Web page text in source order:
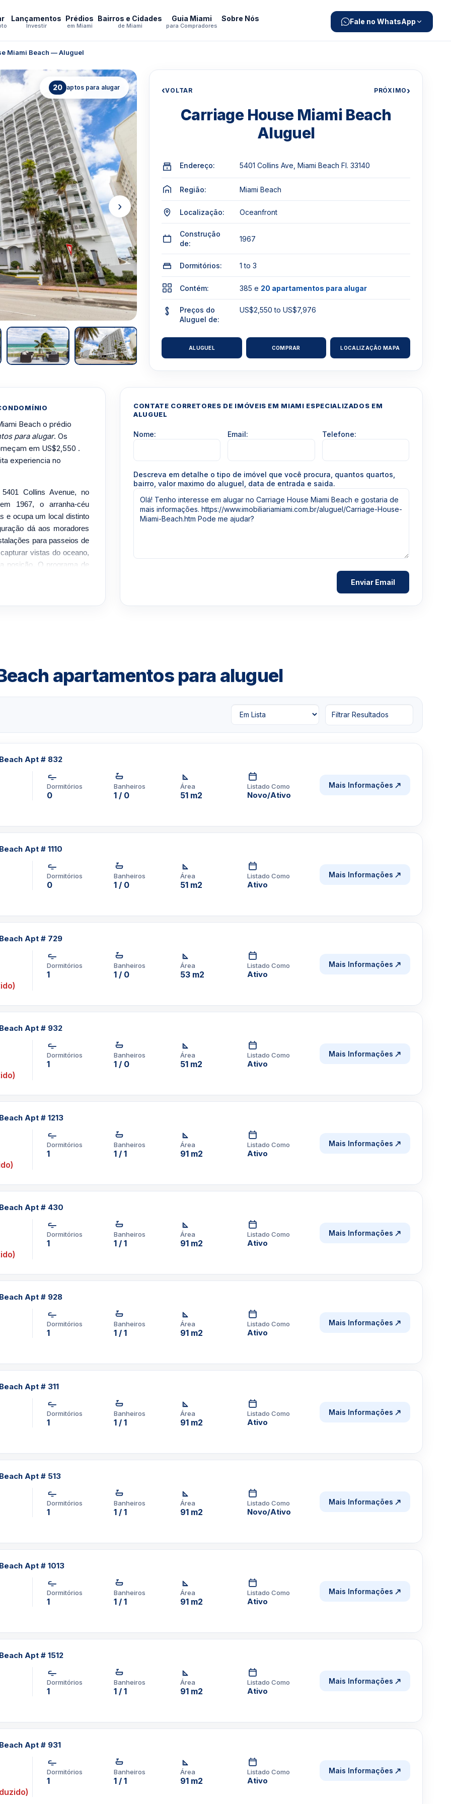
Lançamentos
Investir
Prédios
em Miami
Bairros e Cidades
de Miami
Guia Miami
para Compradores
Sobre Nós Fale no WhatsApp
Miami Beach — Aluguel
20 aptos para alugar
›
‹VOLTAR PRÓXIMO›
Carriage House Miami Beach
Aluguel
Endereço: 5401 Collins Ave, Miami Beach Fl. 33140
Região: Miami Beach
Localização: Oceanfront
Construção
de:
1967
Dormitórios: 1 to 3
Contém: 385 e 20 apartamentos para alugar
Preços do
Aluguel de:
US$2,550 to US$7,976
ALUGUEL COMPRAR LOCALIZAÇÃO MAPA
Beach o prédio
para alugar. Os
em US$2,550 .
experiencia no
Collins Avenue, no
1967, o arranha-céu
e ocupa um local distinto
dá aos moradores
para passeios de
vistas do oceano,
posição. O programa de
acesso direto à praia,
O edifício está
de Mid-Beach, com
associação devem ser
privativa e docas para
de basqueteQuadra
belezaEstacionamento
contrato de no
em Miami Beach
, Se você procura
0613
CONTATE CORRETORES DE IMÓVEIS EM MIAMI ESPECIALIZADOS EM
ALUGUEL
Nome: Email: Telefone:
Descreva em detalhe o tipo de imóvel que você procura, quantos quartos,
bairro, valor maximo do aluguel, data de entrada e saida.
apartamentos para aluguel
Filtrar Resultados
Apt # 832
Dormitórios
0
Banheiros
1 / 0
Área
51 m2
Listado Como
Novo/Ativo
Mais Informações
Apt # 1110
Dormitórios
0
Banheiros
1 / 0
Área
51 m2
Listado Como
Ativo
Mais Informações
Apt # 729
Dormitórios
1
Banheiros
1 / 0
Área
53 m2
Listado Como
Ativo
Mais Informações
Apt # 932
Dormitórios
1
Banheiros
1 / 0
Área
51 m2
Listado Como
Ativo
Mais Informações
Apt # 1213
Dormitórios
1
Banheiros
1 / 1
Área
91 m2
Listado Como
Ativo
Mais Informações
Apt # 430
Dormitórios
1
Banheiros
1 / 1
Área
91 m2
Listado Como
Ativo
Mais Informações
Apt # 928
Dormitórios
1
Banheiros
1 / 1
Área
91 m2
Listado Como
Ativo
Mais Informações
Apt # 311
Dormitórios
1
Banheiros
1 / 1
Área
91 m2
Listado Como
Ativo
Mais Informações
Apt # 513
Dormitórios
1
Banheiros
1 / 1
Área
91 m2
Listado Como
Novo/Ativo
Mais Informações
Apt # 1013
Dormitórios
1
Banheiros
1 / 1
Área
91 m2
Listado Como
Ativo
Mais Informações
Apt # 1512
Dormitórios
1
Banheiros
1 / 1
Área
91 m2
Listado Como
Ativo
Mais Informações
Apt # 931
Dormitórios
1
Banheiros
1 / 1
Área
91 m2
Listado Como
Ativo
Mais Informações